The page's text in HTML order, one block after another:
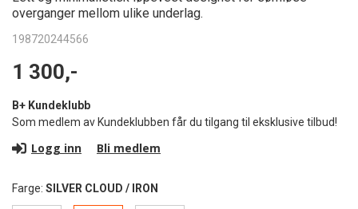
overganger mellom ulike underlag.
198720244566
1 300,-
B+ Kundeklubb
Som medlem av Kundeklubben får du tilgang til eksklusive tilbud!
Logg inn Bli medlem
Farge: SILVER CLOUD / IRON